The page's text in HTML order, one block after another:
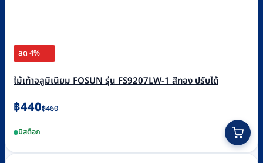
ลด 4%
ไม้เท้าอลูมิเนียม FOSUN รุ่น FS9207LW-1 สีทอง ปรับได้
฿460
Original
was:
฿460.
฿440
Current
is:
฿440.
มีสต็อก